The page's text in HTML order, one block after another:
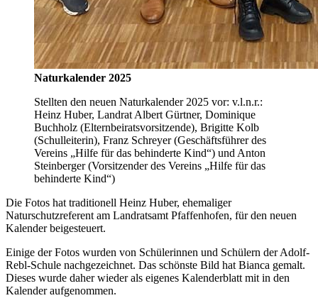
Naturkalender 2025
Stellten den neuen Naturkalender 2025 vor: v.l.n.r.:
Heinz Huber, Landrat Albert Gürtner, Dominique
Buchholz (Elternbeiratsvorsitzende), Brigitte Kolb
(Schulleiterin), Franz Schreyer (Geschäftsführer des
Vereins „Hilfe für das behinderte Kind“) und Anton
Steinberger (Vorsitzender des Vereins „Hilfe für das
behinderte Kind“)
Die Fotos hat traditionell Heinz Huber, ehemaliger
Naturschutzreferent am Landratsamt Pfaffenhofen, für den neuen
Kalender beigesteuert.
Einige der Fotos wurden von Schülerinnen und Schülern der Adolf-
Rebl-Schule nachgezeichnet. Das schönste Bild hat Bianca gemalt.
Dieses wurde daher wieder als eigenes Kalenderblatt mit in den
Kalender aufgenommen.